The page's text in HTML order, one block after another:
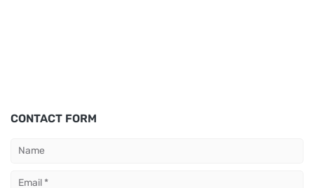
CONTACT FORM